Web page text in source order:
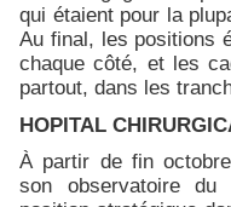
qui étaient pour la
Au final, les positions
chaque côté, et les
partout, dans les
HOPITAL
À partir de fin
son observatoire du